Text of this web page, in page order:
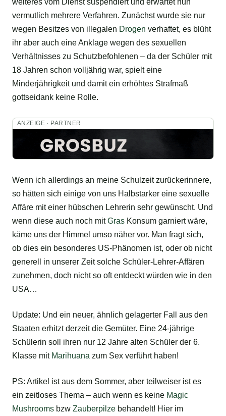
weiteres vom Dienst suspendiert und erwartet nun
vermutlich mehrere Verfahren. Zunächst wurde sie nur
wegen Besitzes von illegalen Drogen verhaftet, es blüht
ihr aber auch eine Anklage wegen des sexuellen
Verhältnisses zu Schutzbefohlenen – da der Schüler mit
18 Jahren schon volljährig war, spielt eine
Minderjährigkeit und damit ein erhöhtes Strafmaß
gottseidank keine Rolle.
ANZEIGE · PARTNER
Wenn ich allerdings an meine Schulzeit zurückerinnere,
so hätten sich einige von uns Halbstarker eine sexuelle
Affäre mit einer hübschen Lehrerin sehr gewünscht. Und
wenn diese auch noch mitGras Konsum garniert wäre,
käme uns der Himmel umso näher vor. Man fragt sich,
ob dies ein besonderes US-Phänomen ist, oder ob nicht
generell in unserer Zeit solche Schüler-Lehrer-Affären
zunehmen, doch nicht so oft entdeckt würden wie in den
USA…
Update: Und ein neuer, ähnlich gelagerter Fall aus den
Staaten erhitzt derzeit die Gemüter. Eine 24-jährige
Schülerin soll ihren nur 12 Jahre alten Schüler der 6.
Klasse mit Marihuana zum Sex verführt haben!
PS: Artikel ist aus dem Sommer, aber teilweiser ist es
ein zeitloses Thema – auch wenn es keine Magic
Mushrooms bzw Zauberpilze behandelt! Hier im